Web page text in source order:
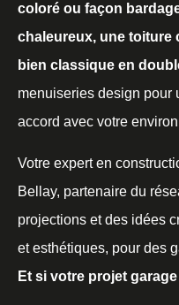
coloré ou façon
chaleureux, une toiture
bien classique en
menuiseries design pour
accord avec votre
Votre expert en
Bellay, partenaire du
projections et des idées
et esthétiques, pour des
Et si votre projet